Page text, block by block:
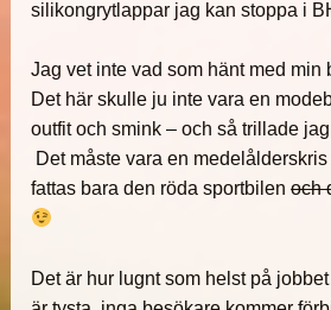
silikongrytlappar jag kan stoppa i
Jag vet inte vad som hänt med min
Det här skulle ju inte vara en
outfit och smink – och så trillade
Det måste vara en
fattas bara den röda sportbilenoch
Det är hur lugnt som helst på